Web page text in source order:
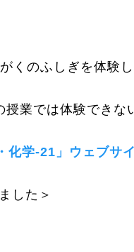
くのふしぎを体験
業では体験できな
化学‐21」ウェブサ
した＞